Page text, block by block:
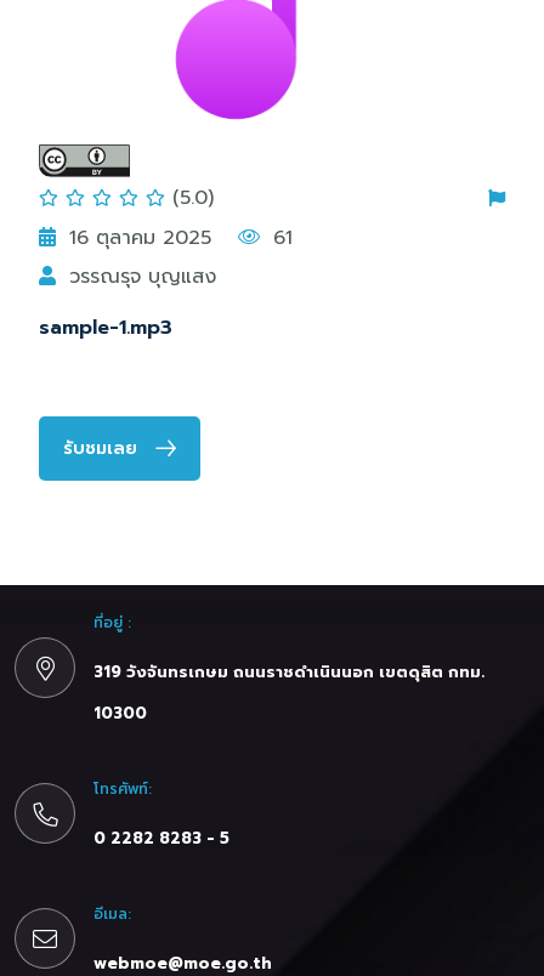
(5.0)
16 ตุลาคม 2025
61
วรรณรุจ บุญแสง
sample-1.mp3
รับชมเลย
ที่อยู่ :
319 วังจันทรเกษม ถนนราชดำเนินนอก เขตดุสิต กทม.
10300
โทรศัพท์:
0 2282 8283 - 5
อีเมล:
webmoe@moe.go.th